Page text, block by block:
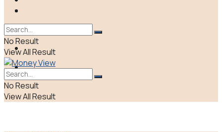
ΕΛΛΑΔΑ
ΑΠΟΨΕΙΣ
LIFE & CULTURE
No Result
View All Result
No Result
View All Result